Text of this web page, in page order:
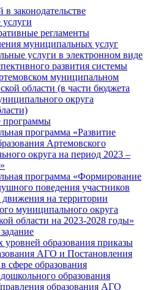
законодательстве
регламенты
муниципальных услуг
услуги в электронном виде
развития системы
муниципальном
области (в части бюджета
округа
программа «Развитие
Артемовского
округа на период 2023 –
программа «Формирование
поведения участников
на территории
муниципального округа
области на 2023-2028 годы»
образования приказы
АГО и Постановления
сфере образования
образования
образования АГО